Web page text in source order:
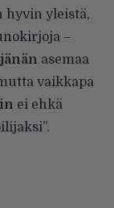
hyvin yleistä,
–
asemaa
vaikkapa
ei ehkä